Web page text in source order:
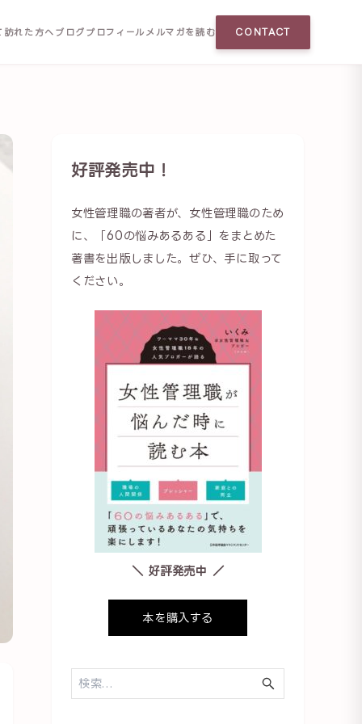
訪れた方へ ブログ プロフィール メルマガを読む CONTACT
好評発売中！
女性管理職の著者が、女性管理職のため
に、「60の悩みあるある」をまとめた
著書を出版しました。ぜひ、手に取って
ください。
＼ 好評発売中 ／
本を購入する